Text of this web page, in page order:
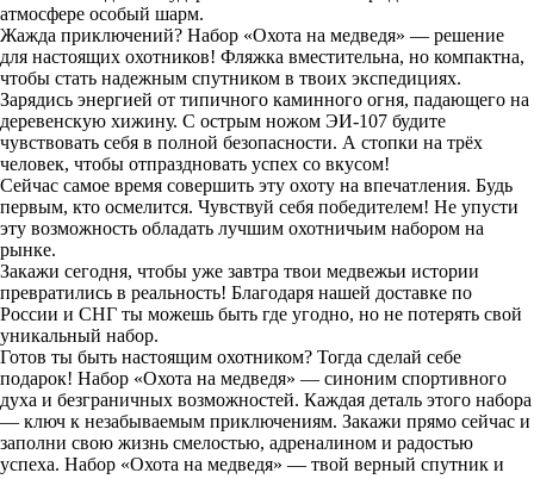
атмосфере особый шарм.
Жажда приключений? Набор «Охота на медведя» — решение
для настоящих охотников! Фляжка вместительна, но компактна,
чтобы стать надежным спутником в твоих экспедициях.
Зарядись энергией от типичного каминного огня, падающего на
деревенскую хижину. С острым ножом ЭИ-107 будите
чувствовать себя в полной безопасности. А стопки на трёх
человек, чтобы отпраздновать успех со вкусом!
Сейчас самое время совершить эту охоту на впечатления. Будь
первым, кто осмелится. Чувствуй себя победителем! Не упусти
эту возможность обладать лучшим охотничьим набором на
рынке.
Закажи сегодня, чтобы уже завтра твои медвежьи истории
превратились в реальность! Благодаря нашей доставке по
России и СНГ ты можешь быть где угодно, но не потерять свой
уникальный набор.
Готов ты быть настоящим охотником? Тогда сделай себе
подарок! Набор «Охота на медведя» — синоним спортивного
духа и безграничных возможностей. Каждая деталь этого набора
— ключ к незабываемым приключениям. Закажи прямо сейчас и
заполни свою жизнь смелостью, адреналином и радостью
успеха. Набор «Охота на медведя» — твой верный спутник и